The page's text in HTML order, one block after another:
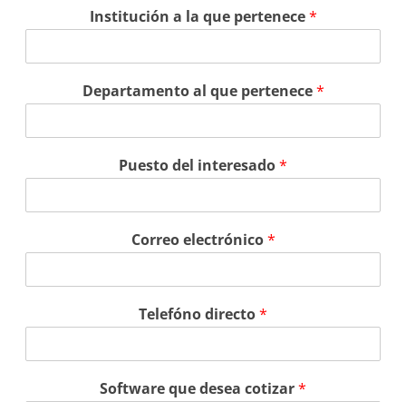
Institución a la que pertenece*
Departamento al que pertenece*
Puesto del interesado*
Correo electrónico*
Telefóno directo*
Software que desea cotizar*